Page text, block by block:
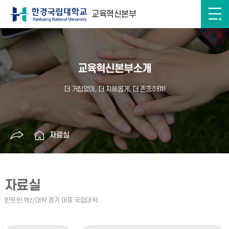
교육혁신본부
교육혁신본부소개
자료실
자료실